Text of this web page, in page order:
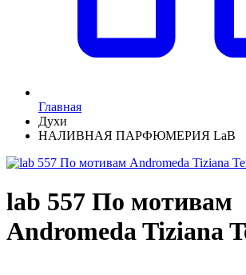
Главная
Духи
НАЛИВНАЯ ПАРФЮМЕРИЯ LaB
lab 557 По мотивам
Andromeda Tiziana